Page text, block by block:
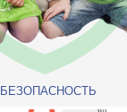
БЕЗОПАСНОСТЬ